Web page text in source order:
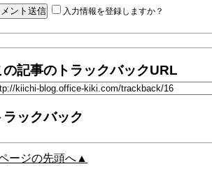
入力情報を登録しますか？
の記事のトラックバックURL
ラックバック
ージの先頭へ▲